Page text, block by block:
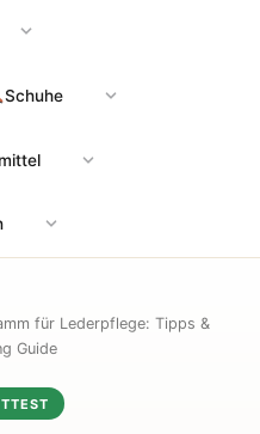
Schuhe
für Lederpflege: Tipps &
Guide